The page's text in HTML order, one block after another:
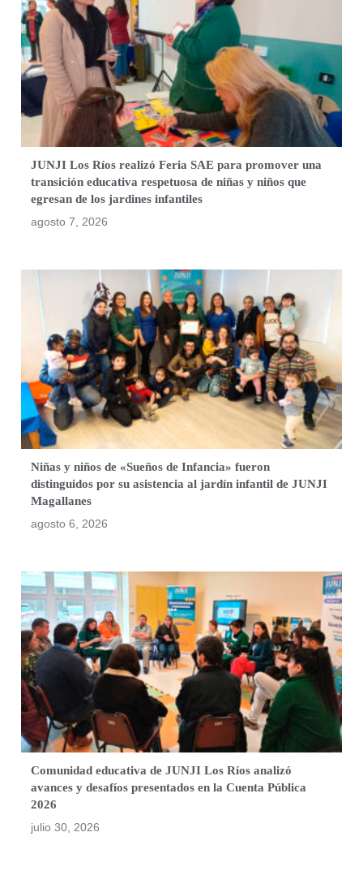
JUNJI Los Ríos realizó Feria SAE para promover una
transición educativa respetuosa de niñas y niños que
egresan de los jardines infantiles
agosto 7, 2026
Niñas y niños de «Sueños de Infancia» fueron
distinguidos por su asistencia al jardín infantil de JUNJI
Magallanes
agosto 6, 2026
Comunidad educativa de JUNJI Los Ríos analizó
avances y desafíos presentados en la Cuenta Pública
2026
julio 30, 2026